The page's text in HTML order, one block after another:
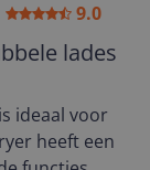
9.0
lades
ideaal voor
heeft een